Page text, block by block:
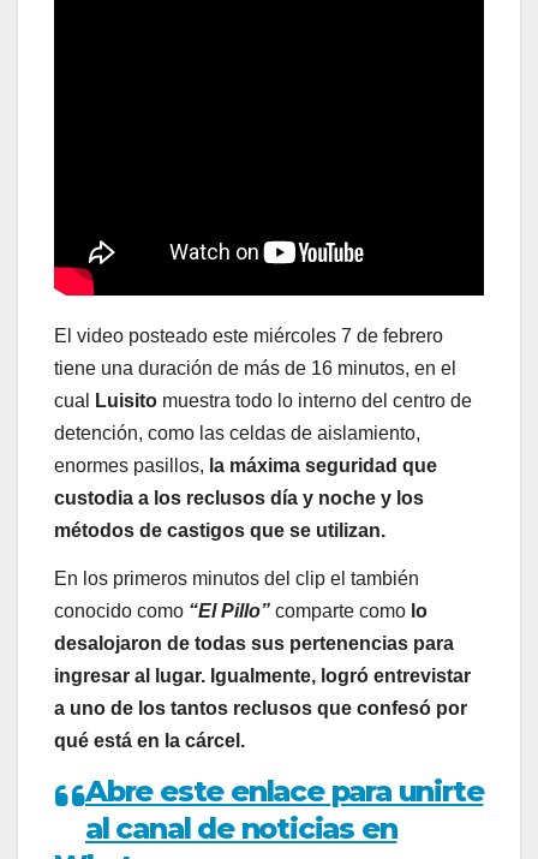
El video posteado este miércoles 7 de febrero
tiene una duración de más de 16 minutos, en el
cual
Luisito muestra todo lo interno del centro de
detención, como las celdas de aislamiento,
enormes pasillos, la máxima seguridad que
custodia a los reclusos día y noche y los
métodos de castigos que se utilizan.
En los primeros minutos del clip el también
conocido como “El Pillo” comparte como lo
desalojaron de todas sus pertenencias para
ingresar al lugar. Igualmente, logró entrevistar
a uno de los tantos reclusos que confesó por
qué está en la cárcel.
Abre este enlace para unirte
al canal de noticias en